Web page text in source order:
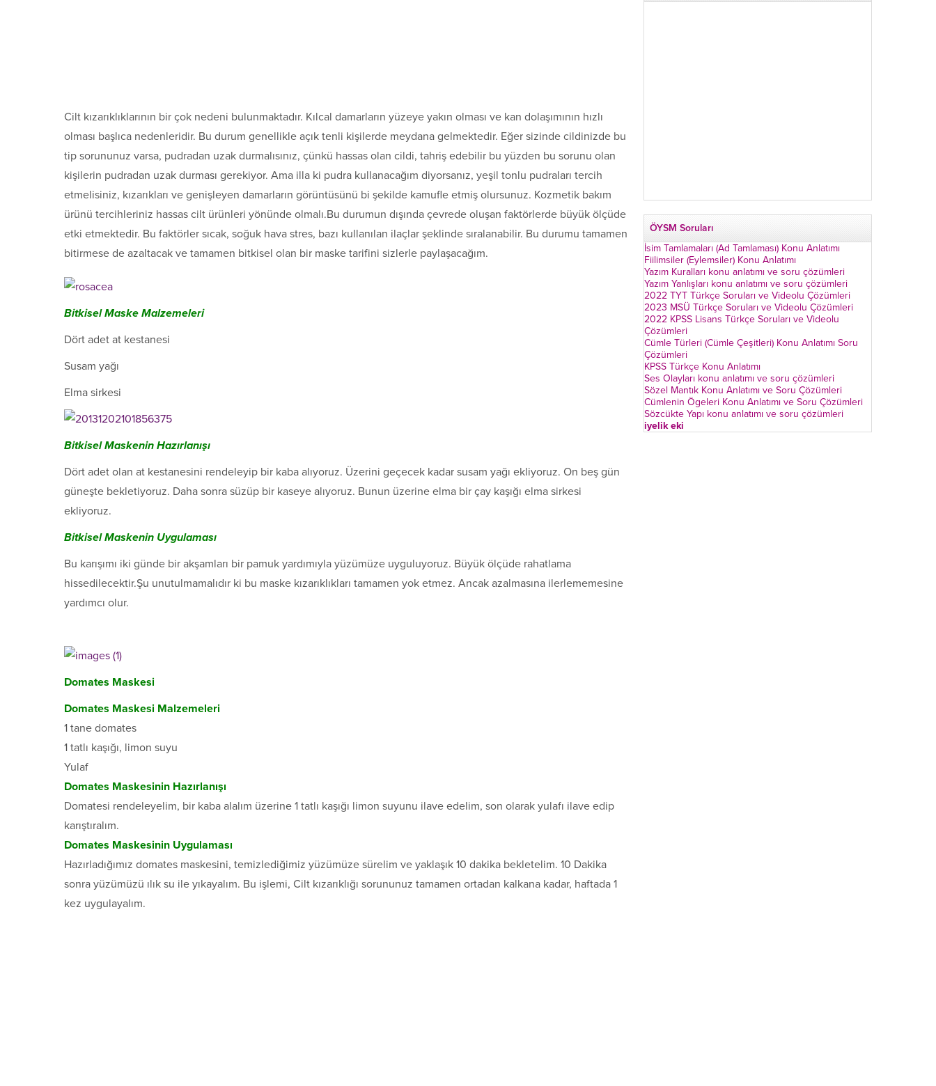
Cilt kızarıklıklarının bir çok nedeni bulunmaktadır. Kılcal damarların yüzeye yakın olması ve kan dolaşımının hızlı
olması başlıca nedenleridir. Bu durum genellikle açık tenli kişilerde meydana gelmektedir. Eğer sizinde cildinizde bu
tip sorununuz varsa, pudradan uzak durmalısınız, çünkü hassas olan cildi, tahriş edebilir bu yüzden bu sorunu olan
kişilerin pudradan uzak durması gerekiyor. Ama illa ki pudra kullanacağım diyorsanız, yeşil tonlu pudraları tercih
etmelisiniz, kızarıkları ve genişleyen damarların görüntüsünü bi şekilde kamufle etmiş olursunuz. Kozmetik bakım
ürünü tercihleriniz hassas cilt ürünleri yönünde olmalı.Bu durumun dışında çevrede oluşan faktörlerde büyük ölçüde
etki etmektedir. Bu faktörler sıcak, soğuk hava stres, bazı kullanılan ilaçlar şeklinde sıralanabilir. Bu durumu tamamen
bitirmese de azaltacak ve tamamen bitkisel olan bir maske tarifini sizlerle paylaşacağım.
Bitkisel Maske Malzemeleri
Dört adet at kestanesi
Susam yağı
Elma sirkesi
Bitkisel Maskenin Hazırlanışı
Dört adet olan at kestanesini rendeleyip bir kaba alıyoruz. Üzerini geçecek kadar susam yağı ekliyoruz. On beş gün
güneşte bekletiyoruz. Daha sonra süzüp bir kaseye alıyoruz. Bunun üzerine elma bir çay kaşığı elma sirkesi
ekliyoruz.
Bitkisel Maskenin Uygulaması
Bu karışımı iki günde bir akşamları bir pamuk yardımıyla yüzümüze uyguluyoruz. Büyük ölçüde rahatlama
hissedilecektir.Şu unutulmamalıdır ki bu maske kızarıklıkları tamamen yok etmez. Ancak azalmasına ilerlememesine
yardımcı olur.
Domates Maskesi
Domates Maskesi Malzemeleri
1 tane domates
1 tatlı kaşığı, limon suyu
Yulaf
Domates Maskesinin Hazırlanışı
Domatesi rendeleyelim, bir kaba alalım üzerine 1 tatlı kaşığı limon suyunu ilave edelim, son olarak yulafı ilave edip
karıştıralım.
Domates Maskesinin Uygulaması
Hazırladığımız domates maskesini, temizlediğimiz yüzümüze sürelim ve yaklaşık 10 dakika bekletelim. 10 Dakika
sonra yüzümüzü ılık su ile yıkayalım. Bu işlemi, Cilt kızarıklığı sorununuz tamamen ortadan kalkana kadar, haftada 1
kez uygulayalım.
ÖYSM Soruları
İsim Tamlamaları (Ad Tamlaması) Konu Anlatımı
Fiilimsiler (Eylemsiler) Konu Anlatımı
Yazım Kuralları konu anlatımı ve soru çözümleri
Yazım Yanlışları konu anlatımı ve soru çözümleri
2022 TYT Türkçe Soruları ve Videolu Çözümleri
2023 MSÜ Türkçe Soruları ve Videolu Çözümleri
2022 KPSS Lisans Türkçe Soruları ve Videolu
Çözümleri
Cümle Türleri (Cümle Çeşitleri) Konu Anlatımı Soru
Çözümleri
KPSS Türkçe Konu Anlatımı
Ses Olayları konu anlatımı ve soru çözümleri
Sözel Mantık Konu Anlatımı ve Soru Çözümleri
Cümlenin Ögeleri Konu Anlatımı ve Soru Çözümleri
Sözcükte Yapı konu anlatımı ve soru çözümleri
iyelik eki